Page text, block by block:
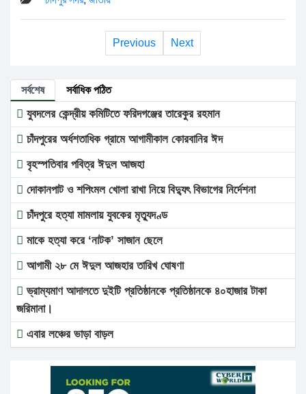
Previous Next
সর্বশেষ সর্বাধিক পঠিত
যুবদলের কেন্দ্রীয় কমিটিতে ফরিদগঞ্জের তারেকুর রহমান
চাঁদপুরের অর্ধশতাধিক গ্রামে আগামীকাল কোরবানির ঈদ
বৃহস্পতিবার পবিত্র ঈদুল আজহা
দোকানপাট ও শপিংমল খোলা রাখা নিয়ে বিদ্যুৎ বিভাগের নির্দেশনা
চাঁদপুরে হত্যা মামলায় যুবকের মৃত্যুদণ্ড
মাকে হত্যা করে ‘নাটক’ সাজান ছেলে
আগামী ২৮ মে ঈদুল আজহার তারিখ ঘোষণা
ভ্রাম্যমাণ আদালতে দুইটি প্রতিষ্ঠানকে প্রতিষ্ঠানকে ৪০হাজার টাকা
জরিমানা।
এবার লঞ্চের ভাড়া বাড়ল
১৬ মে চাঁদপুর ও ২৫ মে ফেনী সফরে যাবেন প্রধানমন্ত্রী